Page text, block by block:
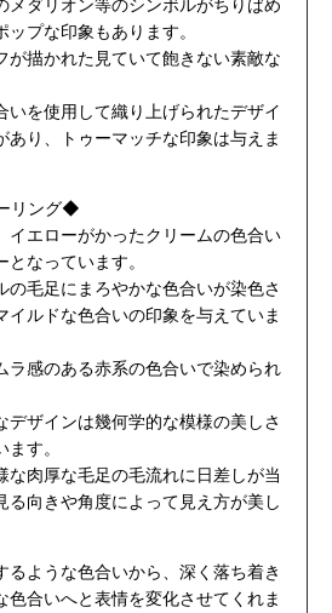
メダリオン等のシンボルがちりばめ
ップな印象もあります。
が描かれた見ていて飽きない素敵な
いを使用して織り上げられたデザイ
あり、トゥーマッチな印象は与えま
リング◆
イエローがかったクリームの色合い
なっています。
の毛足にまろやかな色合いが染色さ
イルドな色合いの印象を与えていま
ラ感のある赤系の色合いで染められ
デザインは幾何学的な模様の美しさ
す。
な肉厚な毛足の毛流れに日差しが当
る向きや角度によって見え方が美し
るような色合いから、深く落ち着き
色合いへと表情を変化させてくれま